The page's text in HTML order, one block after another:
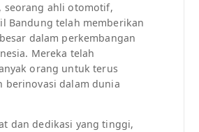
seorang ahli otomotif,
Bandung telah memberikan
dalam perkembangan
Mereka telah
orang untuk terus
berinovasi dalam dunia
dan dedikasi yang tinggi,